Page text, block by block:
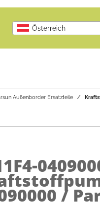
Österreich
Außenborder Ersatzteile
/